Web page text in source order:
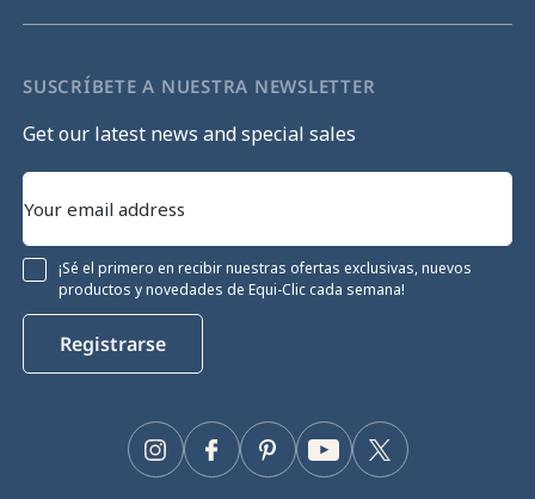
SUSCRÍBETE A NUESTRA NEWSLETTER
Get our latest news and special sales
¡Sé el primero en recibir nuestras ofertas exclusivas, nuevos
productos y novedades de Equi-Clic cada semana!
Registrarse
Facebook Twitter
YouTube
Pinterest
Instagram